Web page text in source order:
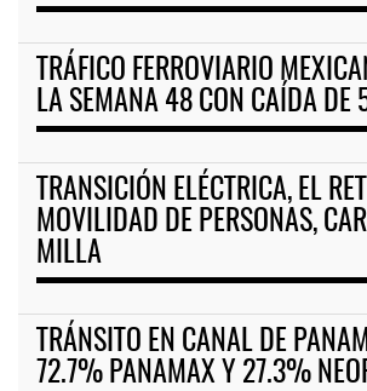
TRÁFICO FERROVIARIO
LA SEMANA 48 CON CAÍDA DE
TRANSICIÓN ELÉCTRICA, EL
MOVILIDAD DE PERSONAS,
MILLA
TRÁNSITO EN CANAL DE
72.7% PANAMAX Y 27.3%